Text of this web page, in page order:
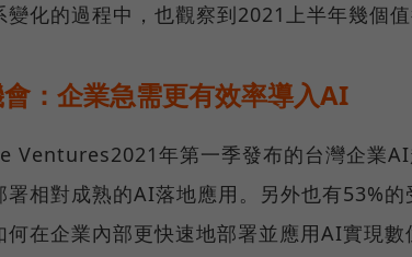
變化的過程中，也觀察到2021上半年幾個
：企業急需更有效率導入AI
Ventures2021年第一季發布的台灣企業
署相對成熟的AI落地應用。另外也有53%
何在企業內部更快速地部署並應用AI實現